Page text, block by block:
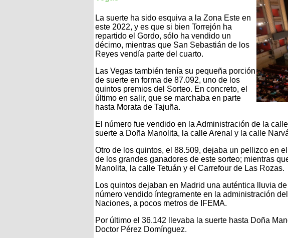
La suerte ha sido esquiva a la Zona Este en
este 2022, y es que si bien Torrejón ha
repartido el Gordo, sólo ha vendido un
décimo, mientras que San Sebastián de los
Reyes vendía parte del cuarto.
Las Vegas también tenía su pequeña porción
de suerte en forma de 87.092, uno de los
quintos premios del Sorteo. En concreto, el
último en salir, que se marchaba en parte
hasta Morata de Tajuña.
El número fue vendido en la Administración de la
suerte a Doña Manolita, la calle Arenal y la calle
Otro de los quintos, el 88.509, dejaba un pellizco en
de los grandes ganadores de este sorteo; mientras
Manolita, la calle Tetuán y el Carrefour de Las Rozas.
Los quintos dejaban en Madrid una auténtica lluvia
número vendido íntegramente en la administración
Naciones, a pocos metros de IFEMA.
Por último el 36.142 llevaba la suerte hasta Doña
Doctor Pérez Domínguez.